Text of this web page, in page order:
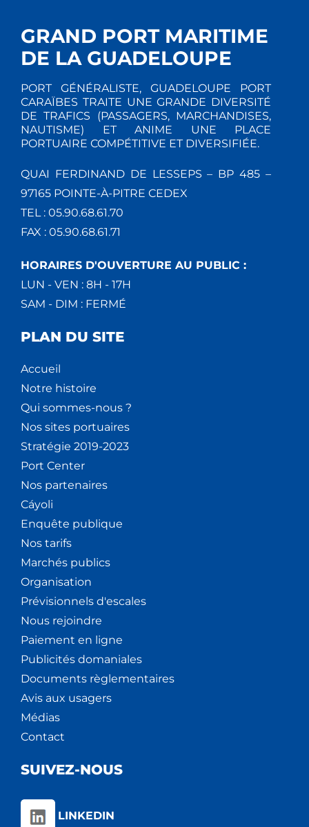
GRAND PORT MARITIME
DE LA GUADELOUPE
PORT GÉNÉRALISTE, GUADELOUPE PORT
CARAÏBES TRAITE UNE GRANDE DIVERSITÉ
DE TRAFICS (PASSAGERS, MARCHANDISES,
NAUTISME) ET ANIME UNE PLACE
PORTUAIRE COMPÉTITIVE ET DIVERSIFIÉE.
QUAI FERDINAND DE LESSEPS – BP 485 –
97165 POINTE-À-PITRE CEDEX
TEL : 05.90.68.61.70
FAX : 05.90.68.61.71
HORAIRES D'OUVERTURE AU PUBLIC :
LUN - VEN : 8H - 17H
SAM - DIM : FERMÉ
PLAN DU SITE
Accueil
Notre histoire
Qui sommes-nous ?
Nos sites portuaires
Stratégie 2019-2023
Port Center
Nos partenaires
Cáyoli
Enquête publique
Nos tarifs
Marchés publics
Organisation
Prévisionnels d'escales
Nous rejoindre
Paiement en ligne
Publicités domaniales
Documents règlementaires
Avis aux usagers
Médias
Contact
SUIVEZ-NOUS
LINKEDIN